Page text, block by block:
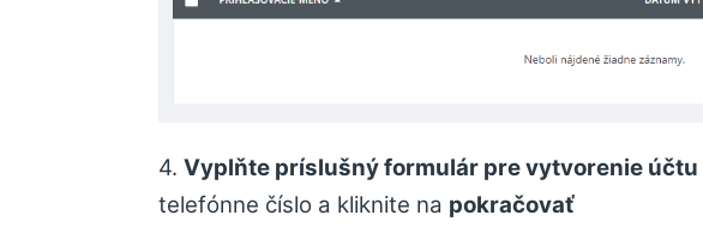
4. Vyplňte príslušný formulár pre vytvorenie účtu
telefónne číslo a kliknite na pokračovať